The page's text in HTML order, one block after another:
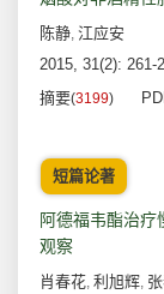
陈静, 江应安
2015, 31(2): 261-
摘要(3199)
短篇论著
阿德福韦酯治
观察
肖春花, 利旭辉,